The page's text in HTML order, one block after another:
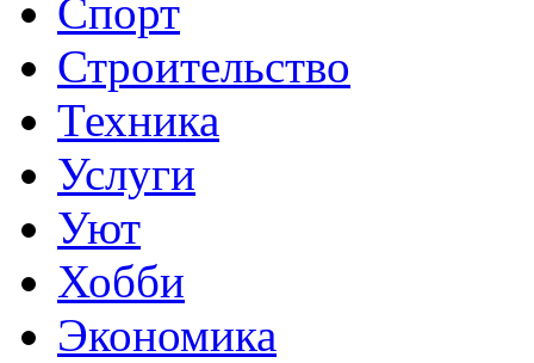
Спорт
Строительство
Техника
Услуги
Уют
Хобби
Экономика